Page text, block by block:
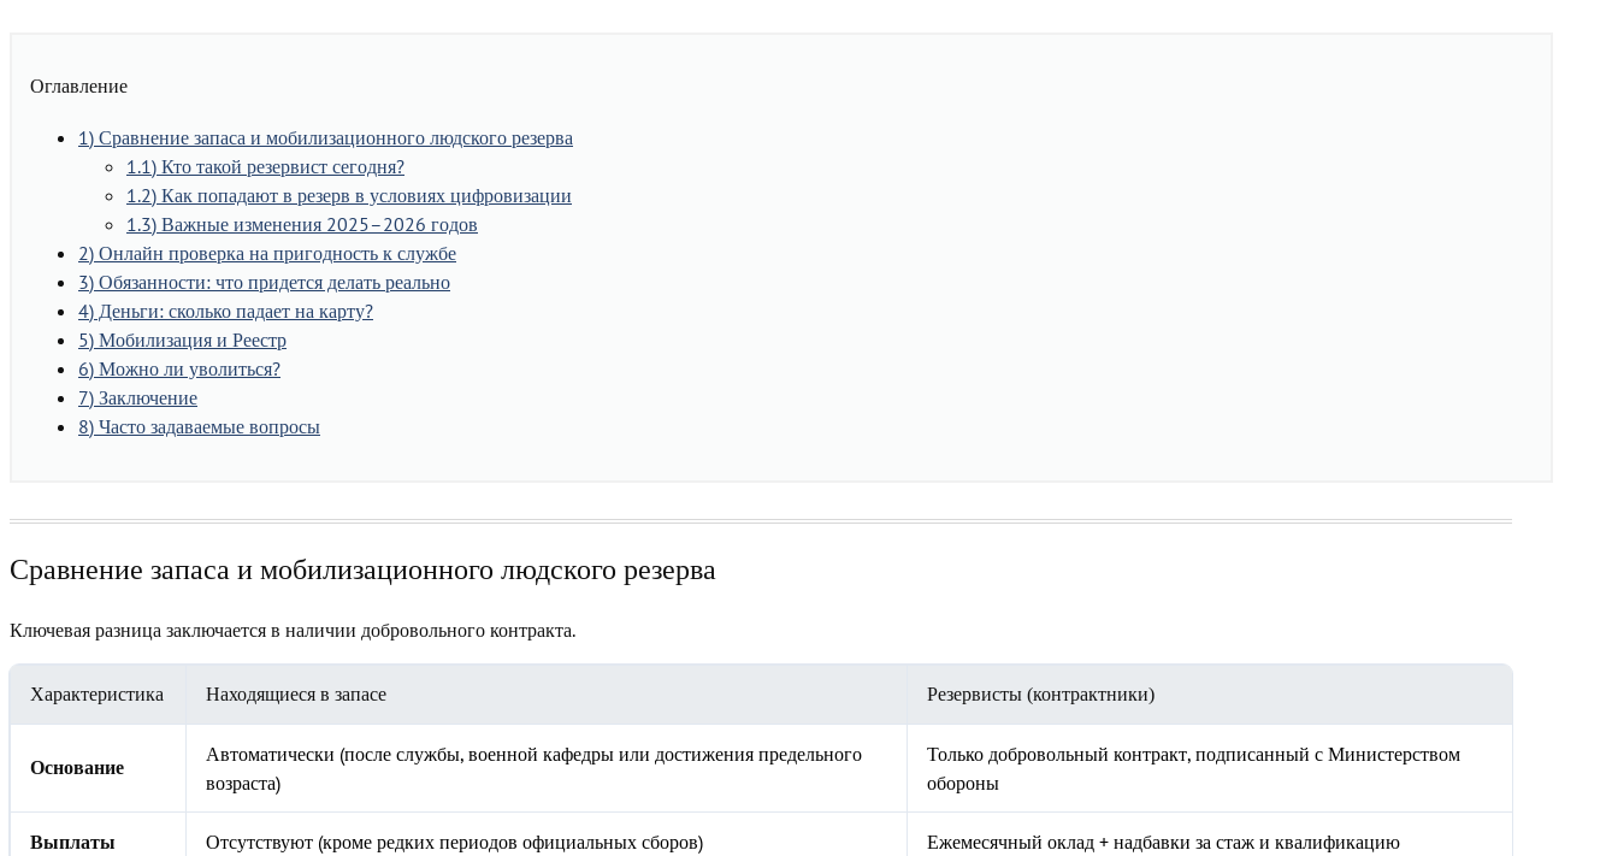
Оглавление
1 Сравнение запаса и мобилизационного людского резерва
1.1 Кто такой резервист сегодня?
1.2 Как попадают в резерв в условиях цифровизации
1.3 Важные изменения 2025–2026 годов
2 Онлайн проверка на пригодность к службе
3 Обязанности: что придется делать реально
4 Деньги: сколько падает на карту?
5 Мобилизация и Реестр
6 Можно ли уволиться?
7 Заключение
8 Часто задаваемые вопросы
Сравнение запаса и мобилизационного людского резерва
Ключевая разница заключается в наличии добровольного контракта.
Характеристика Находящиеся в запасе Резервисты (контрактники)
Основание
Автоматически (после службы, военной кафедры или достижения предельного
возраста)
Только добровольный контракт, подписанный с Министерством
обороны
Выплаты Отсутствуют (кроме редких периодов официальных сборов) Ежемесячный оклад + надбавки за стаж и квалификацию